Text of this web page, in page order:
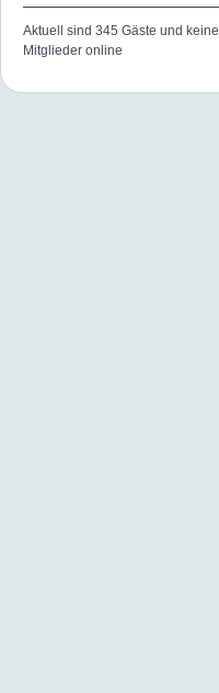
Aktuell sind 345 Gäste und keine
Mitglieder online